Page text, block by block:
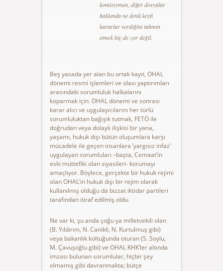
komisyonun, diğer dosyalar
hakkında ne denli keyfi
kararlar verdiğini tahmin
etmek hiç de zor değil.
Beş yasada yer alan bu ortak kayıt, OHAL
dönemi resmi işlemleri ve olası yaptırımları
arasındaki sorumluluk halkalarını
koparmak için. OHAL dönemi ve sonrası
karar alıcı ve uygulayıcılarını her türlü
sorumluluktan bağışık tutmak, FETÖ ile
doğrudan veya dolaylı ilişkisi bir yana,
yaşamı, hukuk dışı bütün oluşumlara karşı
mücadele ile geçen insanlara ’yargısız infaz’
uygulayan sorumluları –başta, Cemaat’in
eski müttefiki olan siyasileri- korumayı
amaçlıyor. Böylece, gerçekte bir hukuk rejimi
olan OHAL’in hukuk dışı bir rejim olarak
kullanılmış olduğu da bizzat iktidar partileri
tarafından itiraf edilmiş oldu.
Ne var ki, şu anda çoğu ya milletvekili olan
(B. Yıldırım, N. Canikli, N. Kurtulmuş gibi)
veya bakanlık koltuğunda oturan (S. Soylu,
M. Çavuşoğlu gibi) ve OHAL KHK’ler altında
imzası bulunan sorumlular, hiçbir şey
olmamış gibi davranmakta; bütçe